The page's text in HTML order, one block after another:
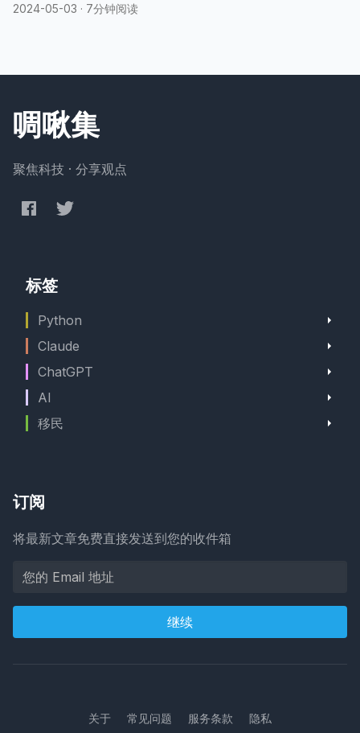
2024-05-03 · 7分钟阅读
啁啾集
聚焦科技 · 分享观点
标签
Python
Claude
ChatGPT
AI
移民
订阅
将最新文章免费直接发送到您的收件箱
继续
关于 常见问题 服务条款 隐私